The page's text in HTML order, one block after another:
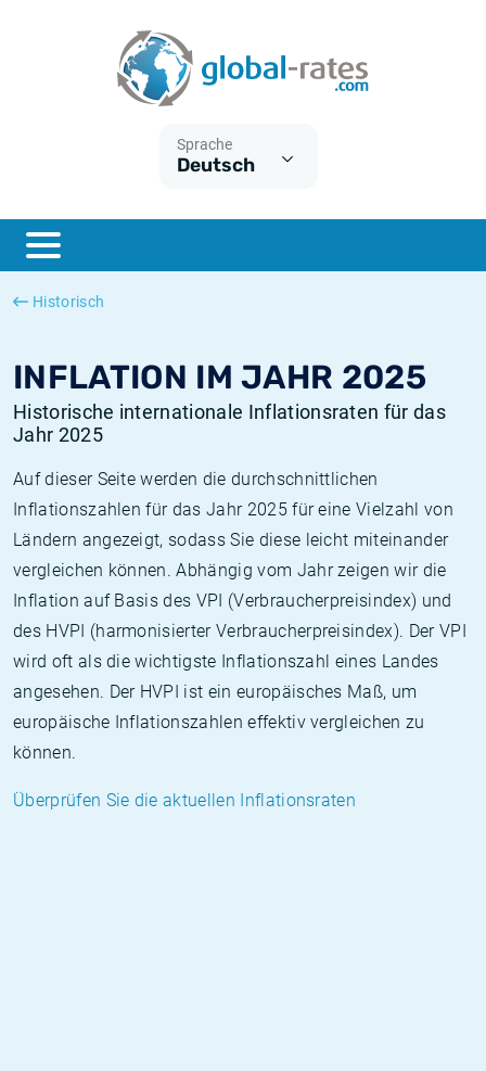
Sprache
Deutsch
Historisch
INFLATION IM JAHR 2025
Historische internationale Inflationsraten für das
Jahr 2025
Auf dieser Seite werden die durchschnittlichen
Inflationszahlen für das Jahr 2025 für eine Vielzahl von
Ländern angezeigt, sodass Sie diese leicht miteinander
vergleichen können. Abhängig vom Jahr zeigen wir die
Inflation auf Basis des VPI (Verbraucherpreisindex) und
des HVPI (harmonisierter Verbraucherpreisindex). Der VPI
wird oft als die wichtigste Inflationszahl eines Landes
angesehen. Der HVPI ist ein europäisches Maß, um
europäische Inflationszahlen effektiv vergleichen zu
können.
Überprüfen Sie die aktuellen Inflationsraten
ESTER
SONIA
Was ist die VPI-Inflation?
Was ist die HVPI-Inflation?
Deutsche inflation
Europäische inflation
Historische Euribor-Sätze
Historische ESTER-Sätze
Historische SOFR-Sätze
Historische SONIA-Sätze
Inflationsrechner